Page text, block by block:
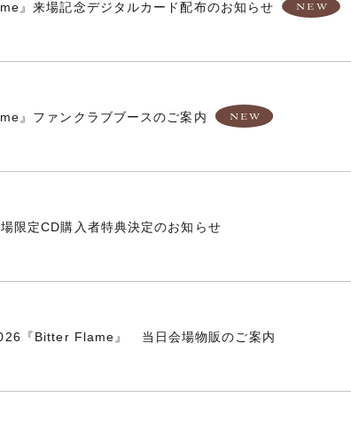
』来場記念デジタルカード配布のお知らせ
』ファンクラブブースのご案内
限定CD購入者特典決定のお知らせ
『Bitter Flame』 当日会場物販のご案内